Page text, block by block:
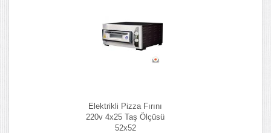
Elektrikli Pizza Fırını
220v 4x25 Taş Ölçüsü
52x52